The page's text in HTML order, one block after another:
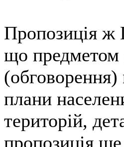
Пропозиція ж
що предметом
плани
територій,
пропозиція